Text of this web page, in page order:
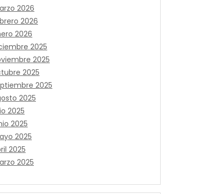
2026
2026
2026
2025
2025
2025
2025
2025
2025
2025
2025
2025
2025